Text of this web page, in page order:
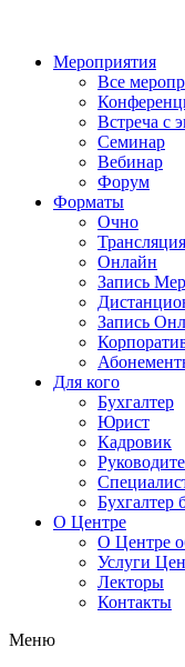
Мероприятия
Все
Встреча с
Семинар
Вебинар
Форум
Форматы
Очно
Трансляция
Онлайн
Запись
Запись
Для кого
Бухгалтер
Юрист
Кадровик
Бухгалтер
О Центре
О Центре
Услуги
Лекторы
Контакты
Меню